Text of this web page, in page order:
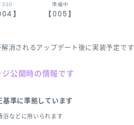
330
】
準備中
【005】
消されるアップデート後に実装予定です
公開時の情報です
準に準拠しています
浴などに用いられます